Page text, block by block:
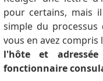
pour certains, mais
simple du
vous en avez compris
l'hôte et
fonctionnaire